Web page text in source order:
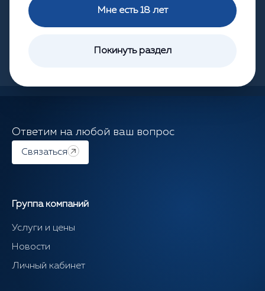
Мне есть 18 лет
Покинуть раздел
Заказать
Ответим на любой ваш вопрос
Связаться
Группа компаний
Услуги и цены
Новости
Личный кабинет